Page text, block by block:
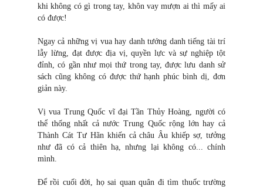
khi không có gì trong tay, khôn vay mượn ai thì mấy ai
có được!
Ngay cả những vị vua hay danh tướng danh tiếng tài trí
lẫy lừng, đạt được địa vị, quyền lực và sự nghiệp tột
đỉnh, có gần như mọi thứ trong tay, được lưu danh sử
sách cũng không có được thứ hạnh phúc bình dị, đơn
giản này.
Vị vua Trung Quốc vĩ đại Tần Thủy Hoàng, người có
thể thống nhất cả nước Trung Quốc rộng lớn hay cả
Thành Cát Tư Hãn khiến cả châu Âu khiếp sợ, tưởng
như đã có cả thiên hạ, nhưng lại không có... chính
mình.
Để rồi cuối đời, họ sai quan quân đi tìm thuốc trường